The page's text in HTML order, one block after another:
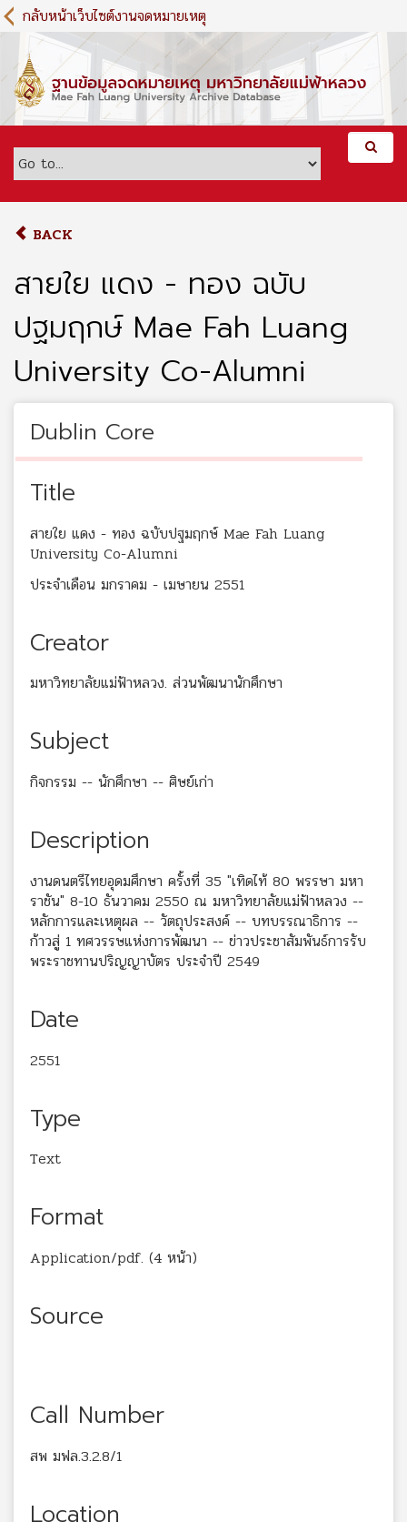
S
k
m
c
กลับหน้าเว็บไซต์งานจดหมายเหตุ
BACK
สายใย แดง - ทอง ฉบับ
ปฐมฤกษ์ Mae Fah Luang
University Co-Alumni
Dublin Core
Title
สายใย แดง - ทอง ฉบับปฐมฤกษ์ Mae Fah Luang
University Co-Alumni
ประจำเดือน มกราคม - เมษายน 2551
Creator
มหาวิทยาลัยแม่ฟ้าหลวง. ส่วนพัฒนานักศึกษา
Subject
กิจกรรม -- นักศึกษา -- ศิษย์เก่า
Description
งานดนตรีไทยอุดมศึกษา ครั้งที่ 35 "เทิดไท้ 80 พรรษา มหา
ราชัน" 8-10 ธันวาคม 2550 ณ มหาวิทยาลัยแม่ฟ้าหลวง --
หลักการและเหตุผล -- วัตถุประสงค์ -- บทบรรณาธิการ --
ก้าวสู่ 1 ทศวรรษแห่งการพัฒนา -- ข่าวประชาสัมพันธ์การรับ
พระราชทานปริญญาบัตร ประจำปี 2549
Date
2551
Type
Text
Format
Application/pdf. (4 หน้า)
Source
Call Number
สพ มฟล.3.2.8/1
Location